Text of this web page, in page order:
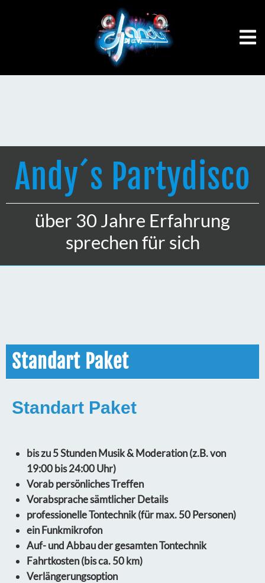
Andy´s Partydisco
über 30 Jahre Erfahrung
sprechen für sich
Standart Paket
Standart Paket
bis zu 5 Stunden Musik & Moderation (z.B. von
19:00 bis 24:00 Uhr)
Vorab persönliches Treffen
Vorabsprache sämtlicher Details
professionelle Tontechnik (für max. 50 Personen)
ein Funkmikrofon
Auf- und Abbau der gesamten Tontechnik
Fahrtkosten (bis ca. 50 km)
Verlängerungsoption